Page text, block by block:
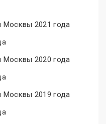
Москвы 2021 года
Москвы 2020 года
Москвы 2019 года